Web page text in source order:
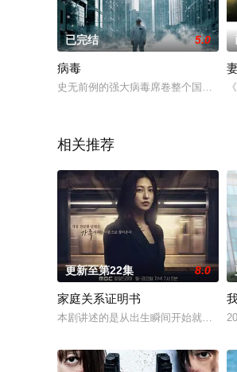
已完结 5.0
病毒
史无前例的强大病毒席卷整个国家。
相关推荐
更新至第22集 8.0
家庭关系证明书
本剧讲述的是从出生瞬间开始就被打